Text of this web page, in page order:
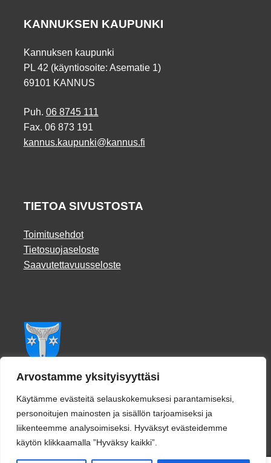
Arvostamme yksityisyyttäsi
Käytämme evästeitä selauskokemuksesi parantamiseksi,
personoitujen mainosten ja sisällön tarjoamiseksi ja
liikenteemme analysoimiseksi. Hyväksyt evästeidemme
käytön klikkaamalla ”Hyväksy kaikki”.
KANNUKSEN KAUPUNKI
Kannuksen kaupunki
PL 42 (käyntiosoite: Asematie 1)
69101 KANNUS
Puh. 06 8745 111
Fax. 06 873 191
kannus.kaupunki@kannus.fi
TIETOA SIVUSTOSTA
Toimitusehdot
Tietosuojaseloste
Saavutettavuusseloste
Facebook